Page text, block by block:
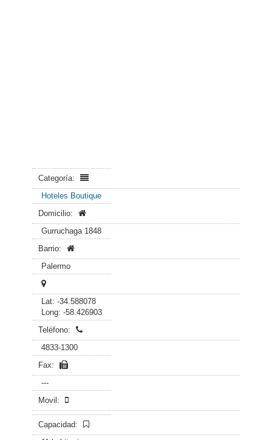
Categoría:
Hoteles Boutique
Domicilio:
Gurruchaga 1848
Barrio:
Palermo
Lat: -34.588078
Long: -58.426903
Teléfono:
4833-1300
Fax:
---
Movil:
Capacidad: